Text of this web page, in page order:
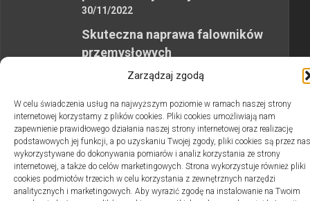
Zarządzaj zgodą
W celu świadczenia usług na najwyższym poziomie w ramach naszej strony
internetowej korzystamy z plików cookies. Pliki cookies umożliwiają nam
zapewnienie prawidłowego działania naszej strony internetowej oraz realizację
podstawowych jej funkcji, a po uzyskaniu Twojej zgody, pliki cookies są przez nas
wykorzystywane do dokonywania pomiarów i analiz korzystania ze strony
internetowej, a także do celów marketingowych. Strona wykorzystuje również pliki
cookies podmiotów trzecich w celu korzystania z zewnętrznych narzędzi
analitycznych i marketingowych. Aby wyrazić zgodę na instalowanie na Twoim
30/11/2022
Skuteczna naprawa falowników
przemysłowych
2swiaty.pl © 2026. Wszelkie prawa zastrzeżone.